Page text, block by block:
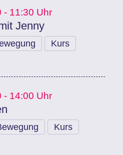
- 11:30 Uhr
Jenny
Kurs
- 14:00 Uhr
Kurs